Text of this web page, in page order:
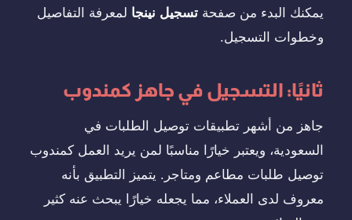
يمكنك البدء من صفحة تسجيل نينجا لمعرفة التفاصيل
وخطوات التسجيل.
ثانيًا: التسجيل في جاهز كمندوب
جاهز من أشهر تطبيقات توصيل الطلبات في
السعودية، ويعتبر خيارًا مناسبًا لمن يريد العمل كمندوب
توصيل طلبات مطاعم ومتاجر. يتميز التطبيق بأنه
معروف لدى العملاء، مما يجعله خيارًا يبحث عنه كثير